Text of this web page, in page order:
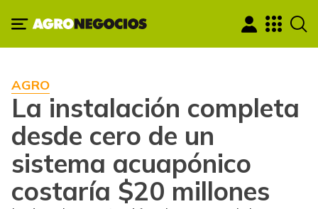
AGRO
La instalación completa
desde cero de un
sistema acuapónico
costaría $20 millones